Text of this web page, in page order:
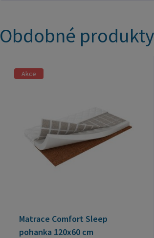
Obdobné produkty
Akce
Matrace Comfort Sleep
pohanka 120x60 cm